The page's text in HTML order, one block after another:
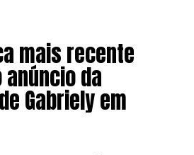
mais recente
da
Gabriely em